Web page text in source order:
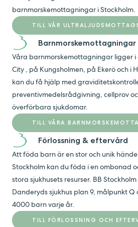
barnmorskemottagningar i Stockholm.
TILL VÅR
Barnmorskemottagningar
Våra barnmorskemottagningar ligger i
City , på Kungsholmen, på Ekerö och i
kan du få hjälp med
preventivmedelsrådgivning, cellprov
överförbara sjukdomar.
TILL VÅRA
Förlossning & eftervård
Att föda barn är en stor och unik
Stockholm kan du föda i en ombonad
stora sjukhusets resurser. BB
Danderyds sjukhus plan 9, målpunkt
4000 barn varje år.
TILL FÖRLOSSNING OCH